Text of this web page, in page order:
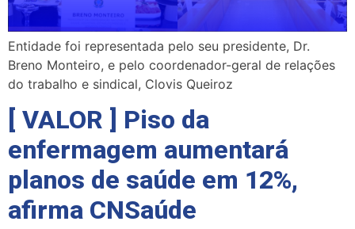
Entidade foi representada pelo seu presidente, Dr.
Breno Monteiro, e pelo coordenador-geral de relações
do trabalho e sindical, Clovis Queiroz
[ VALOR ] Piso da
enfermagem aumentará
planos de saúde em 12%,
afirma CNSaúde